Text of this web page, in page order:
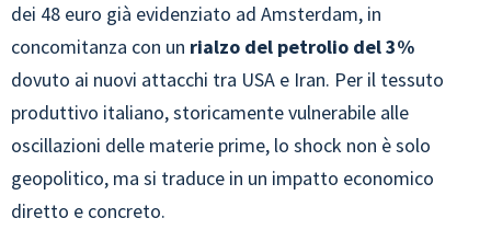
dei 48 euro già evidenziato ad Amsterdam, in
concomitanza con un rialzo del petrolio del 3%
dovuto ai nuovi attacchi tra USA e Iran. Per il tessuto
produttivo italiano, storicamente vulnerabile alle
oscillazioni delle materie prime, lo shock non è solo
geopolitico, ma si traduce in un impatto economico
diretto e concreto.